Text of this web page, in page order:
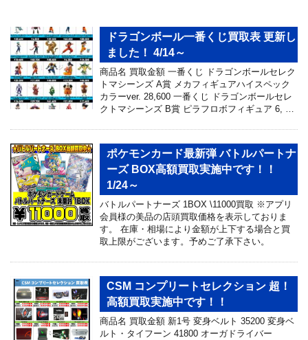
ドラゴンボール一番くじ買取表 更新し
ました！ 4/14～
商品名 買取金額 一番くじ ドラゴンボールセレク
トマシーンズ A賞 メカフィギュアハイスペック
カラーver. 28,600 一番くじ ドラゴンボールセレ
クトマシーンズ B賞 ピラフロボフィギュア 6, …
ポケモンカード最新弾 バトルパートナ
ーズ BOX高額買取実施中です！！
1/24～
バトルパートナーズ 1BOX \11000買取 ※アプリ
会員様の美品の店頭買取価格を表示しておりま
す。 在庫・相場により金額が上下する場合と買
取上限がございます。予めご了承下さい。
CSM コンプリートセレクション 超！
高額買取実施中です！！
商品名 買取金額 新1号 変身ベルト 35200 変身ベ
ルト・タイフーン 41800 オーガドライバー